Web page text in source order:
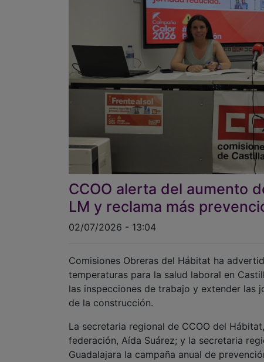
CCOO alerta del aumento
LM y reclama más
02/07/2026 - 13:04
Comisiones Obreras del Hábitat ha
temperaturas para la salud laboral en
las inspecciones de trabajo y extender las
de la construcción.
La secretaria regional de CCOO del
federación, Aída Suárez; y la secretaria
Guadalajara la campaña anual de